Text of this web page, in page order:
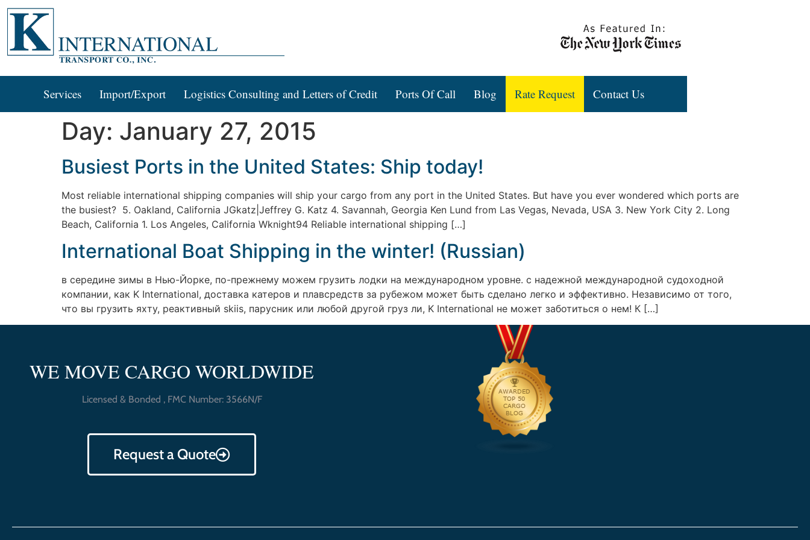
Services Import/Export Logistics Consulting and Letters of Credit Ports Of Call Blog Rate Request Contact Us
Day: January 27, 2015
Busiest Ports in the United States: Ship today!
Most reliable international shipping companies will ship your cargo from any port in the United States. But have you ever wondered which ports are
the busiest? 5. Oakland, California JGkatz|Jeffrey G. Katz 4. Savannah, Georgia Ken Lund from Las Vegas, Nevada, USA 3. New York City 2. Long
Beach, California 1. Los Angeles, California Wknight94 Reliable international shipping […]
International Boat Shipping in the winter! (Russian)
в середине зимы в Нью-Йорке, по-прежнему можем грузить лодки на международном уровне. с надежной международной судоходной
компании, как K International, доставка катеров и плавсредств за рубежом может быть сделано легко и эффективно. Независимо от того,
что вы грузить яхту, реактивный skiis, парусник или любой другой груз ли, K International не может заботиться о нем! К […]
WE MOVE CARGO WORLDWIDE
Licensed & Bonded , FMC Number: 3566N/F
Request a Quote